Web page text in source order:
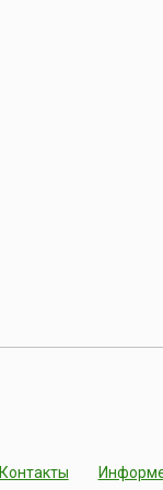
Контакты